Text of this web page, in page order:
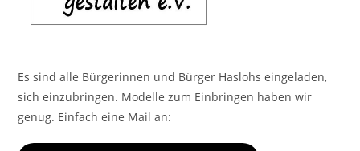
Es sind alle Bürgerinnen und Bürger Haslohs eingeladen,
sich einzubringen. Modelle zum Einbringen haben wir
genug. Einfach eine Mail an: